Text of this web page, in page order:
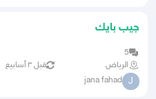
جيب بايك
5
الرياض
قبل ٣ أسابيع
J
jana fahad